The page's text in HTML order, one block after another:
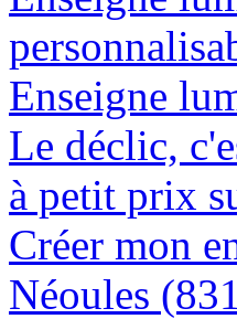
Enseigne
Le déclic,
à petit prix
Créer mon
Néoules